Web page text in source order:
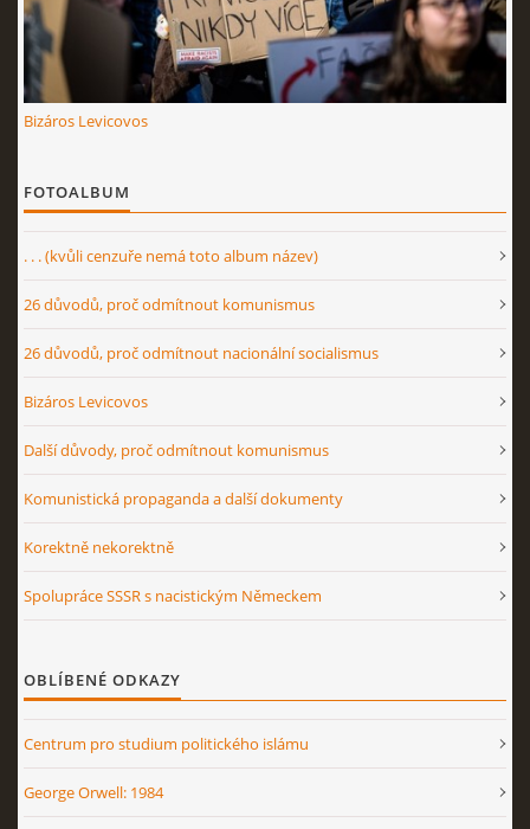
Bizáros Levicovos
FOTOALBUM
. . . (kvůli cenzuře nemá toto album název)
26 důvodů, proč odmítnout komunismus
26 důvodů, proč odmítnout nacionální socialismus
Bizáros Levicovos
Další důvody, proč odmítnout komunismus
Komunistická propaganda a další dokumenty
Korektně nekorektně
Spolupráce SSSR s nacistickým Německem
OBLÍBENÉ ODKAZY
Centrum pro studium politického islámu
George Orwell: 1984